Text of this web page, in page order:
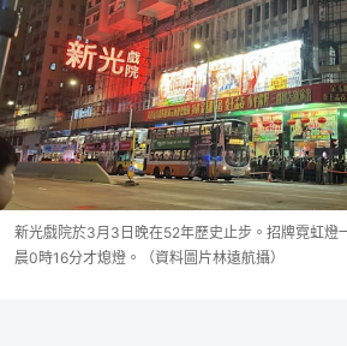
新光戲院於3月3日晚在52年歷史止步。招牌霓虹燈
晨0時16分才熄燈。（資料圖片林遠航攝）